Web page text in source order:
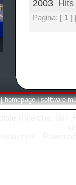
2003
Pagina: [ 1 ]
[ homepage | software